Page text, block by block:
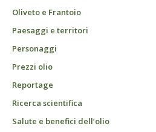
Oliveto e Frantoio
Paesaggi e territori
Personaggi
Prezzi olio
Reportage
Ricerca scientifica
Salute e benefici dell’olio